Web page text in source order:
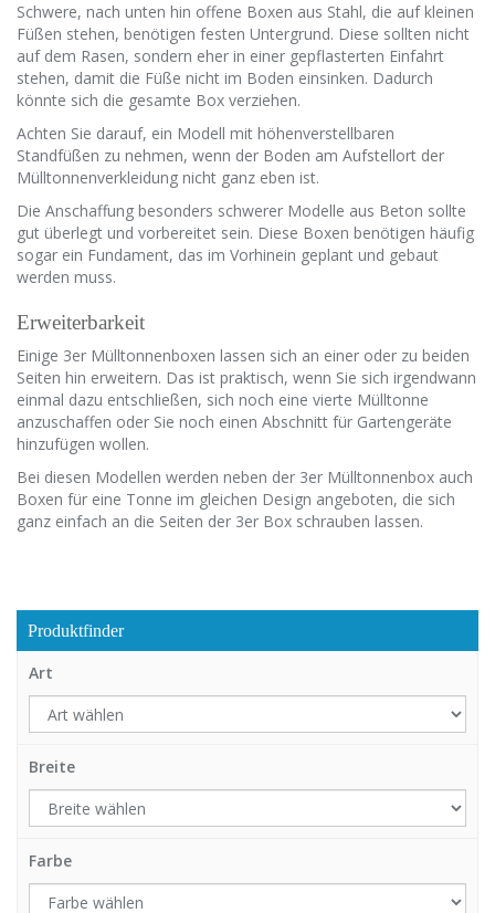
Schwere, nach unten hin offene Boxen aus Stahl, die auf kleinen
Füßen stehen, benötigen festen Untergrund. Diese sollten nicht
auf dem Rasen, sondern eher in einer gepflasterten Einfahrt
stehen, damit die Füße nicht im Boden einsinken. Dadurch
könnte sich die gesamte Box verziehen.
Achten Sie darauf, ein Modell mit höhenverstellbaren
Standfüßen zu nehmen, wenn der Boden am Aufstellort der
Mülltonnenverkleidung nicht ganz eben ist.
Die Anschaffung besonders schwerer Modelle aus Beton sollte
gut überlegt und vorbereitet sein. Diese Boxen benötigen häufig
sogar ein Fundament, das im Vorhinein geplant und gebaut
werden muss.
Erweiterbarkeit
Einige 3er Mülltonnenboxen lassen sich an einer oder zu beiden
Seiten hin erweitern. Das ist praktisch, wenn Sie sich irgendwann
einmal dazu entschließen, sich noch eine vierte Mülltonne
anzuschaffen oder Sie noch einen Abschnitt für Gartengeräte
hinzufügen wollen.
Bei diesen Modellen werden neben der 3er Mülltonnenbox auch
Boxen für eine Tonne im gleichen Design angeboten, die sich
ganz einfach an die Seiten der 3er Box schrauben lassen.
Produktfinder
Art
Breite
Farbe